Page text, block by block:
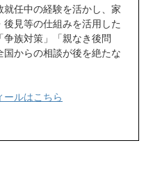
任中の経験を活かし、家
見等の仕組みを活用した
争族対策」「親なき後問
国からの相談が後を絶たな
ルはこちら